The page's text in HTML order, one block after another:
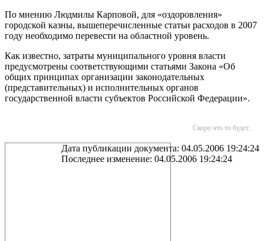
По мнению Людмилы Карповой, для «оздоровления»
городской казны, вышеперечисленные статьи расходов в 2007
году необходимо перевести на областной уровень.
Как известно, затраты муниципального уровня власти
предусмотрены соответствующими статьями Закона «Об
общих принципах организации законодательных
(представительных) и исполнительных органов
государственной власти субъектов Российской Федерации».
Скоро что то будет...
Дата публикации документа: 04.05.2006 19:24:24
Последнее изменение: 04.05.2006 19:24:24